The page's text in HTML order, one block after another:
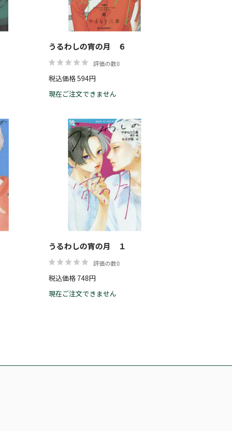
うるわしの宵の月 ６
評価の数0
税込価格 594円
現在ご注文できません
うるわしの宵の月 １
評価の数0
税込価格 748円
現在ご注文できません